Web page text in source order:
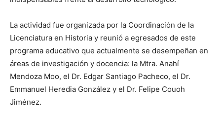
La actividad fue organizada por la Coordinación de la
Licenciatura en Historia y reunió a egresados de este
programa educativo que actualmente se desempeñan en
áreas de investigación y docencia: la Mtra. Anahí
Mendoza Moo, el Dr. Edgar Santiago Pacheco, el Dr.
Emmanuel Heredia González y el Dr. Felipe Couoh
Jiménez.